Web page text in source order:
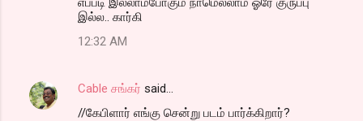
இல்ல.. கார்கி
12:32 AM
Cable சங்கர் said…
//கேபிளார் எங்கு சென்று படம் பார்க்கிறார்?